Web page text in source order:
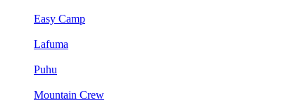
Easy Camp
Lafuma
Puhu
Mountain Crew